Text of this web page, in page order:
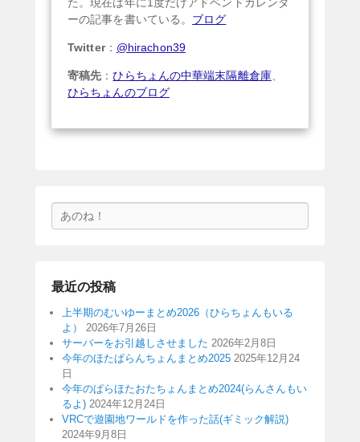
た。現在は年に1度だけアドベントカレンダ
ーの記事を書いている。 ブログ
Twitter： @hirachon39
寄稿先 ：ひらちょんの中華端末隔離倉庫、
ひらちょんのブログ
索
最近の投稿
上半期のむいゆーまとめ2026（ひらちょんもいる
よ）
2026年7月26日
サーバーをお引越しさせました 2026年2月8日
今年のほたぱらんちょんまとめ2025 2025年12月24
日
今年のぱらほたおたちょんまとめ2024(らんさんもい
るよ) 2024年12月24日
VRCで遊園地ワールドを作った話(ギミック解説)
2024年9月8日